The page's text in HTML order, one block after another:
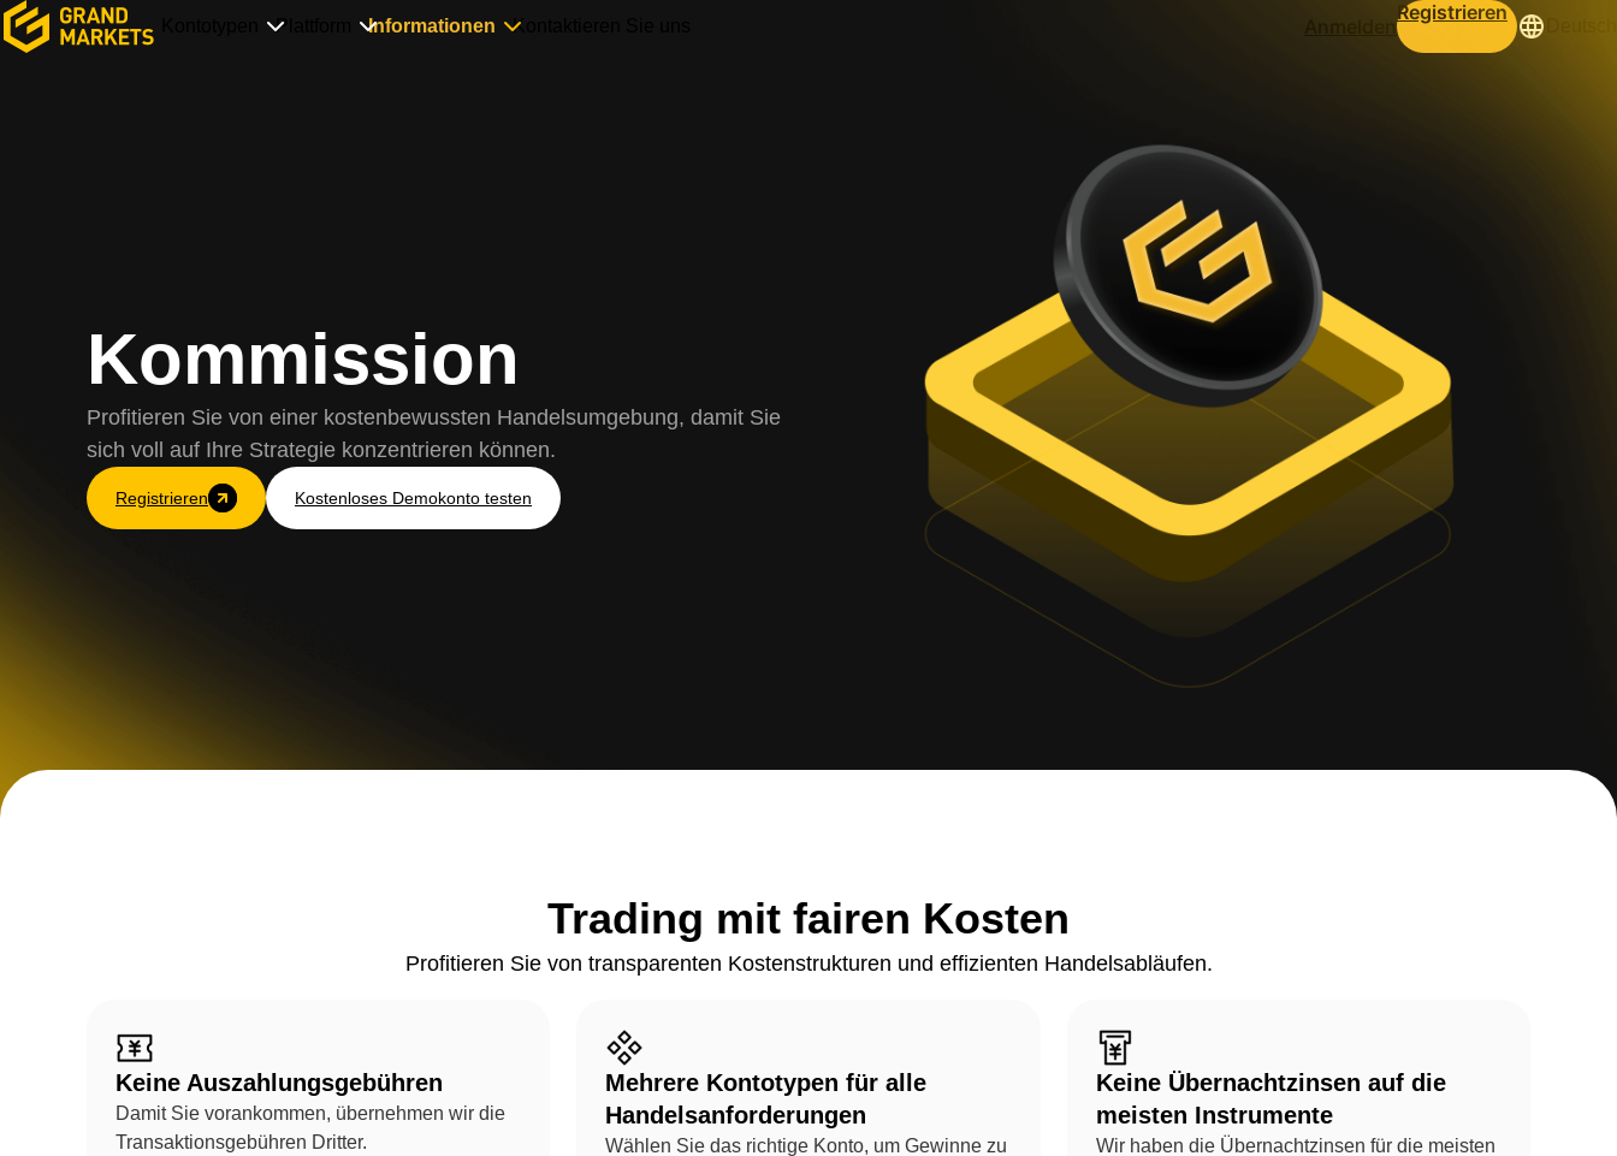
Plattform Informationen Kontaktieren Sie uns
Registrieren
Kommission
Profitieren Sie von einer kostenbewussten Handelsumgebung, damit Sie
sich voll auf Ihre Strategie konzentrieren können.
Registrieren Kostenloses Demokonto testen
Trading mit fairen Kosten
Profitieren Sie von transparenten Kostenstrukturen und effizienten Handelsabläufen.
Keine Auszahlungsgebühren
Damit Sie vorankommen, übernehmen wir die
Transaktionsgebühren Dritter.
Mehrere Kontotypen für alle
Handelsanforderungen
Wählen Sie das richtige Konto, um Gewinne zu
Keine Übernachtzinsen auf die
meisten Instrumente
Wir haben die Übernachtzinsen für die meisten